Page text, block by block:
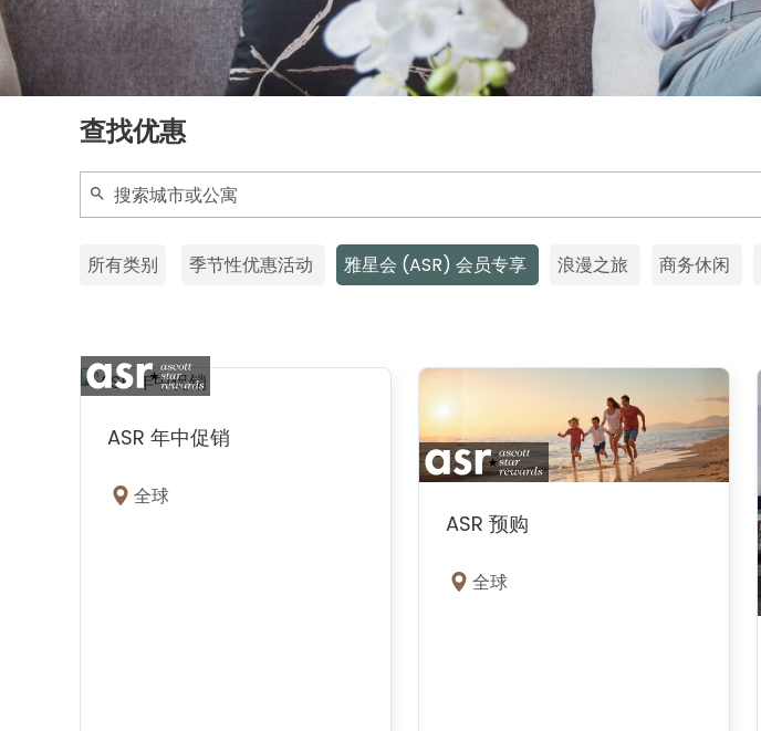
查找优惠
所有类别 季节性优惠活动 雅星会 (ASR) 会员专享 浪漫之旅 商务休闲
ASR 年中促销
全球
ASR 预购
全球